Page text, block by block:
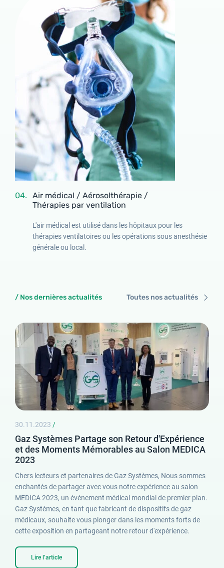
04.
Air médical / Aérosolthérapie /
Thérapies par ventilation
L'air médical est utilisé dans les hôpitaux pour les
thérapies ventilatoires ou les opérations sous anesthésie
générale ou local.
/ Nos dernières actualités Toutes nos actualités
30.11.2023 /
Gaz Systèmes Partage son Retour d'Expérience
et des Moments Mémorables au Salon MEDICA
2023
Chers lecteurs et partenaires de Gaz Systèmes, Nous sommes
enchantés de partager avec vous notre expérience au salon
MEDICA 2023, un événement médical mondial de premier plan.
Gaz Systèmes, en tant que fabricant de dispositifs de gaz
médicaux, souhaite vous plonger dans les moments forts de
cette exposition en partageant notre retour d'expérience.
Lire l’article
Identifiant